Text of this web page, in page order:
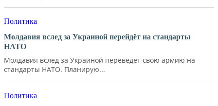
Политика
Молдавия вслед за Украиной перейдёт на стандарты
НАТО
Молдавия вслед за Украиной переведет свою армию на
стандарты НАТО. Планирую...
Политика